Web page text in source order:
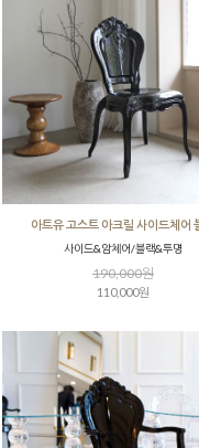
아트유 고스트 아크릴 사이드체어
사이드&암체어/블랙&투명
190,000원
110,000원